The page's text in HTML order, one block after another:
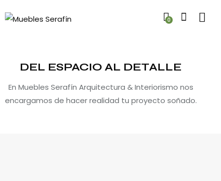
0
DEL ESPACIO AL DETALLE
En Muebles Serafín Arquitectura & Interiorismo nos
encargamos de hacer realidad tu proyecto soñado.